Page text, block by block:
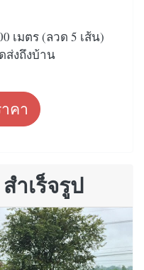
เมตร (ลวด 5 เส้น)
ส่งถึงบ้าน
คา
ำเร็จรูป